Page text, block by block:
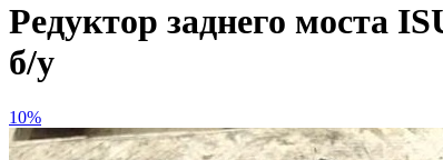
Редуктор заднего моста
б/у
10%